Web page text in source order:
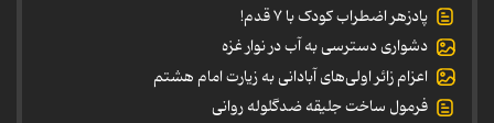
پادزهر اضطراب کودک با ۷ قدم!
دشواری دسترسی به آب در نوار غزه
اعزام زائر اولی‌های آبادانی به زیارت امام هشتم
فرمول ساخت جلیقه ضدگلوله روانی